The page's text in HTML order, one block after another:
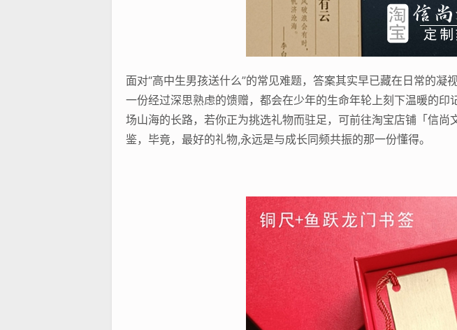
面对“高中生男孩送什么”的常见难题，答案其实早已藏在日常的
一份经过深思熟虑的馈赠，都会在少年的生命年轮上刻下温暖的
场山海的长路，若你正为挑选礼物而驻足，可前往淘宝店铺「信
鉴，毕竟，最好的礼物,永远是与成长同频共振的那一份懂得。